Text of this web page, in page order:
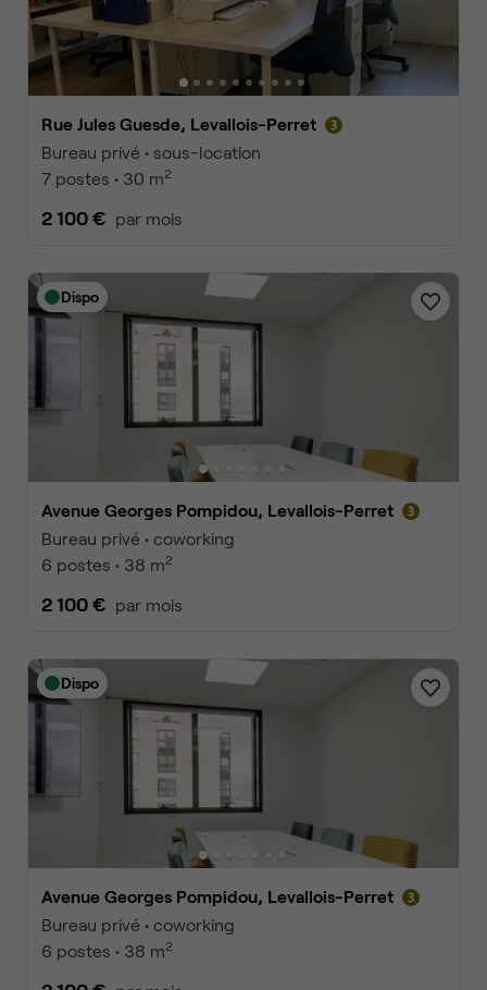
Rue Jules Guesde, Levallois-Perret
Bureau privé • sous-location
7 postes • 30 m2
2 100 € par mois
Dispo
Avenue Georges Pompidou, Levallois-Perret
Bureau privé • coworking
6 postes • 38 m2
2 100 € par mois
Dispo
Avenue Georges Pompidou, Levallois-Perret
Bureau privé • coworking
6 postes • 38 m2